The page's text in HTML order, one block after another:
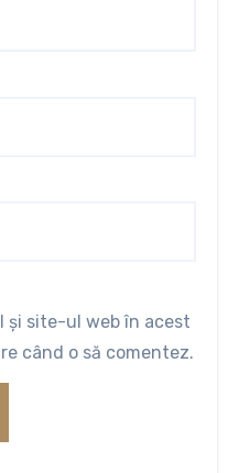
și site-ul web în acest
când o să comentez.